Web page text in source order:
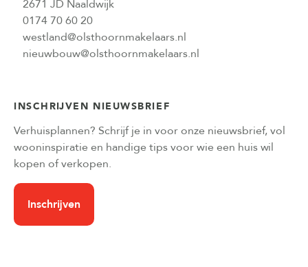
2671 JD Naaldwijk
0174 70 60 20
westland@olsthoornmakelaars.nl
nieuwbouw@olsthoornmakelaars.nl
INSCHRIJVEN NIEUWSBRIEF
Verhuisplannen? Schrijf je in voor onze nieuwsbrief, vol
wooninspiratie en handige tips voor wie een huis wil
kopen of verkopen.
Inschrijven